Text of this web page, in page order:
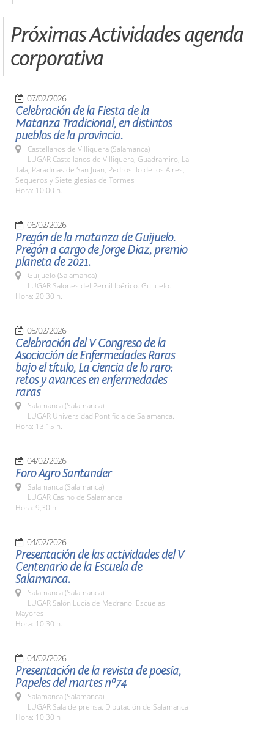
Próximas Actividades agenda
corporativa
07/02/2026
Celebración de la Fiesta de la
Matanza Tradicional, en distintos
pueblos de la provincia.
Castellanos de Villiquera (Salamanca)
LUGAR Castellanos de Villiquera, Guadramiro, La
Tala, Paradinas de San Juan, Pedrosillo de los Aires,
Sequeros y Sieteiglesias de Tormes
Hora: 10:00 h.
06/02/2026
Pregón de la matanza de Guijuelo.
Pregón a cargo de Jorge Diaz, premio
planeta de 2021.
Guijuelo (Salamanca)
LUGAR Salones del Pernil Ibérico. Guijuelo.
Hora: 20:30 h.
05/02/2026
Celebración del V Congreso de la
Asociación de Enfermedades Raras
bajo el título, La ciencia de lo raro:
retos y avances en enfermedades
raras
Salamanca (Salamanca)
LUGAR Universidad Pontificia de Salamanca.
Hora: 13:15 h.
04/02/2026
Foro Agro Santander
Salamanca (Salamanca)
LUGAR Casino de Salamanca
Hora: 9,30 h.
04/02/2026
Presentación de las actividades del V
Centenario de la Escuela de
Salamanca.
Salamanca (Salamanca)
LUGAR Salón Lucía de Medrano. Escuelas
Mayores
Hora: 10:30 h.
04/02/2026
Presentación de la revista de poesía,
Papeles del martes nº74
Salamanca (Salamanca)
LUGAR Sala de prensa. Diputación de Salamanca
Hora: 10:30 h